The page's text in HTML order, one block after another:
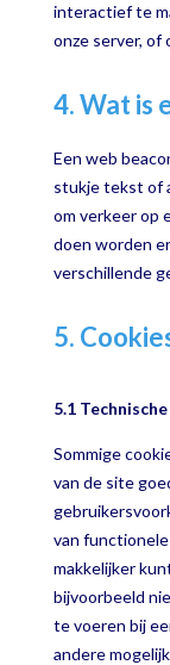
interactief te
onze server, of
4. Wat is
Een web
stukje tekst of
om verkeer op
doen worden
verschillende
5.
5.1
Sommige
van de site
van
makkelijker
bijvoorbeeld
te voeren bij
andere